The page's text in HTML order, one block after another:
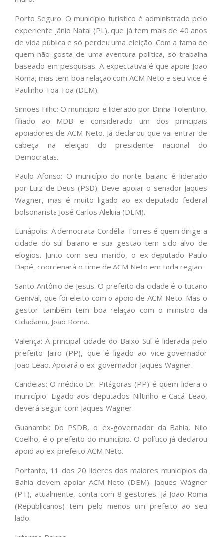
Porto Seguro: O município turístico é administrado pelo
experiente Jânio Natal (PL), que já tem mais de 40 anos
de vida pública e só perdeu uma eleição. Com a fama de
quem não gosta de uma aventura política, só trabalha
baseado em pesquisas. A expectativa é que apoie João
Roma, mas tem boa relação com ACM Neto e seu vice é
Paulinho Toa Toa (DEM).
Simões Filho: O município é liderado por Dinha Tolentino,
filiado ao MDB e considerado um dos principais
apoiadores de ACM Neto. Já declarou que vai entrar de
cabeça na eleição do presidente nacional do
Democratas.
Paulo Afonso: O município do norte baiano é liderado
por Luiz de Deus (PSD). Deve apoiar o senador Jaques
Wagner, mas é muito ligado ao ex-deputado federal
bolsonarista José Carlos Aleluia (DEM).
Eunápolis: A democrata Cordélia Torres é quem dirige a
cidade do sul baiano e sua gestão tem sido alvo de
elogios. Junto com seu marido, o ex-deputado Paulo
Dapé, coordenará o time de ACM Neto em toda região.
Santo Antônio de Jesus: O prefeito da cidade é o tucano
Genival, que foi eleito com o apoio de ACM Neto. Mas o
gestor também tem boa relação com o ministro da
Cidadania, João Roma.
Valença: A principal cidade do Baixo Sul é liderada pelo
prefeito Jairo (PP), que é ligado ao vice-governador
João Leão. Apoiará o ex-governador Jaques Wagner.
Candeias: O médico Dr. Pitágoras (PP) é quem lidera o
município. Ligado aos deputados Niltinho e Cacá Leão,
deverá seguir com Jaques Wagner.
Guanambi: Do PSDB, o ex-governador da Bahia, Nilo
Coelho, é o prefeito do município. O político já declarou
apoio ao ex-prefeito ACM Neto.
Portanto, 11 dos 20 líderes dos maiores municípios da
Bahia devem apoiar ACM Neto (DEM). Jaques Wágner
(PT), atualmente, conta com 8 gestores. Já João Roma
(Republicanos) tem pelo menos um prefeito ao seu
lado.